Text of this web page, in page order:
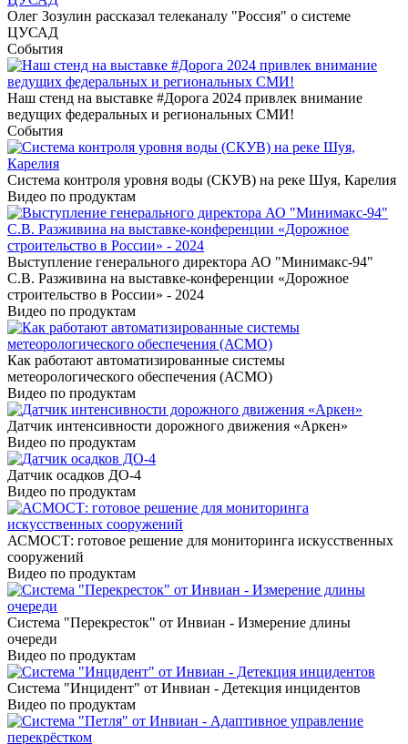
Олег Зозулин рассказал телеканалу "Россия" о системе
ЦУСАД
События
Наш стенд на выставке #Дорога 2024 привлек внимание
ведущих федеральных и региональных СМИ!
События
Система контроля уровня воды (СКУВ) на реке Шуя, Карелия
Видео по продуктам
Выступление генерального директора АО "Минимакс-94"
С.В. Разживина на выставке-конференции «Дорожное
строительство в России» - 2024
Видео по продуктам
Как работают автоматизированные системы
метеорологического обеспечения (АСМО)
Видео по продуктам
Датчик интенсивности дорожного движения «Аркен»
Видео по продуктам
Датчик осадков ДО-4
Видео по продуктам
АСМОСТ: готовое решение для мониторинга искусственных
сооружений
Видео по продуктам
Система "Перекресток" от Инвиан - Измерение длины
очереди
Видео по продуктам
Система "Инцидент" от Инвиан - Детекция инцидентов
Видео по продуктам